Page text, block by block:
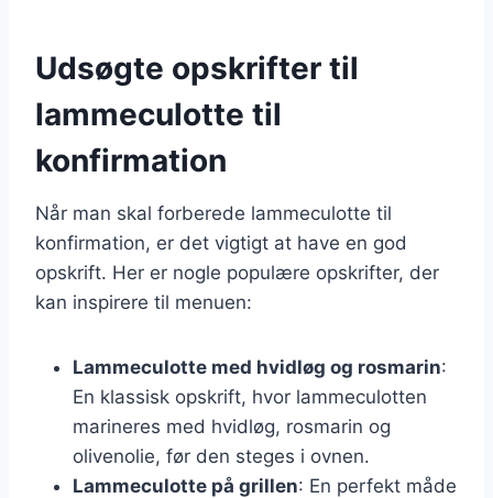
Udsøgte opskrifter til
lammeculotte til
konfirmation
Når man skal forberede lammeculotte til
konfirmation, er det vigtigt at have en god
opskrift. Her er nogle populære opskrifter, der
kan inspirere til menuen:
Lammeculotte med hvidløg og rosmarin:
En klassisk opskrift, hvor lammeculotten
marineres med hvidløg, rosmarin og
olivenolie, før den steges i ovnen.
Lammeculotte på grillen: En perfekt måde